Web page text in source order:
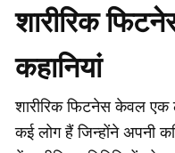
शारीरिक
कहानियां
शारीरिक फिटनेस केवल एक
कई लोग हैं जिन्होंने अपनी